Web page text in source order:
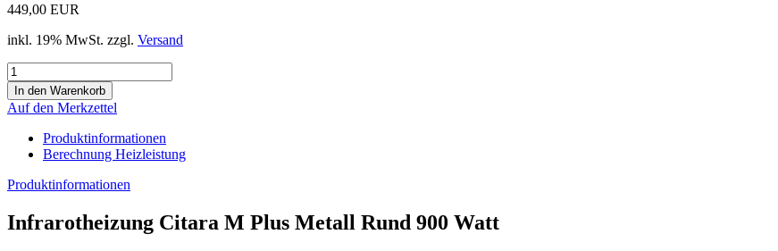
449,00 EUR
inkl. 19% MwSt. zzgl. Versand
Auf den Merkzettel
Produktinformationen
Berechnung Heizleistung
Produktinformationen
Infrarotheizung Citara M Plus Metall Rund 900 Watt